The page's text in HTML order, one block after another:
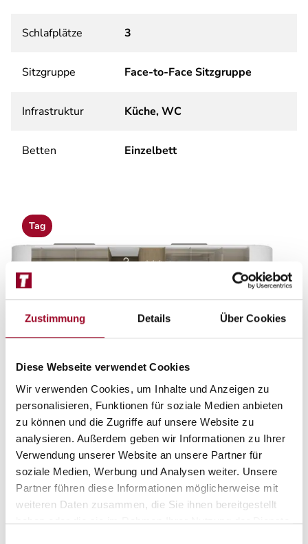
Zustimmung Details Über Cookies
Diese Webseite verwendet Cookies
Wir verwenden Cookies, um Inhalte und Anzeigen zu
personalisieren, Funktionen für soziale Medien anbieten
zu können und die Zugriffe auf unsere Website zu
analysieren. Außerdem geben wir Informationen zu Ihrer
Verwendung unserer Website an unsere Partner für
soziale Medien, Werbung und Analysen weiter. Unsere
Partner führen diese Informationen möglicherweise mit
weiteren Daten zusammen, die Sie ihnen bereitgestellt
haben oder die sie im Rahmen Ihrer Nutzung der Dienste
Schlafplätze 3
Sitzgruppe Face-to-Face Sitzgruppe
Infrastruktur Küche, WC
Betten Einzelbett
Tag
Nacht